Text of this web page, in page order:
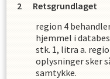
Retsgrundlaget
region 4
hjemmel i
stk. 1, litra a.
oplysninger sker
samtykke.